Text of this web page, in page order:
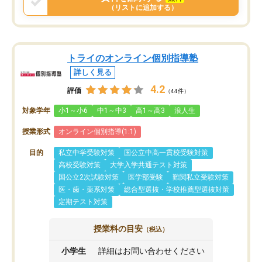
（リストに追加する）
トライのオンライン個別指導塾
詳しく見る
評価 4.2 （44件）
対象学年 小1～小6 中1～中3 高1～高3 浪人生
授業形式 オンライン個別指導(1:1)
目的 私立中学受験対策
国公立中高一貫校受験対策
高校受験対策
大学入学共通テスト対策
国公立2次試験対策
医学部受験
難関私立受験対策
医・歯・薬系対策
総合型選抜・学校推薦型選抜対策
定期テスト対策
授業料の目安 （税込）
小学生 詳細はお問い合わせください